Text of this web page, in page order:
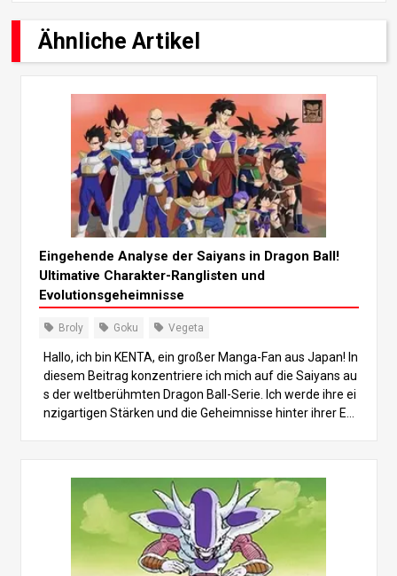
Ähnliche Artikel
Eingehende Analyse der Saiyans in Dragon Ball!
Ultimative Charakter-Ranglisten und
Evolutionsgeheimnisse
Broly Goku Vegeta
Hallo, ich bin KENTA, ein großer Manga-Fan aus Japan! In
diesem Beitrag konzentriere ich mich auf die Saiyans au
s der weltberühmten Dragon Ball-Serie. Ich werde ihre ei
nzigartigen Stärken und die Geheimnisse hinter ihrer Ent
uch untersuchen, wie sie die Geschichte beeinflusst hab
en. Am Ende dieses Beitrags wirst du die Saiyas neu sch
ätzen lernen! Lasst uns gemeinsam in diese aufregende
Welt eintauchen! 1. Was sind die Saiyans? Ihre grundlege
nden Eigenschaften verstehen Die Saiyas sind eine mäc